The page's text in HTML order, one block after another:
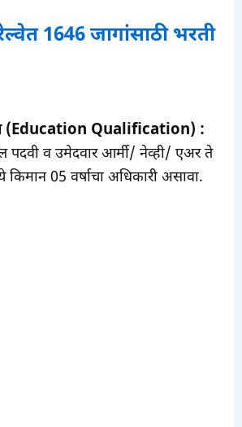
1646 जागांसाठी भरती
(Education Qualification) :
पदवी व उमेदवार आर्मी/ नेव्ही/ एअर ते
05 वर्षाचा अधिकारी असावा.